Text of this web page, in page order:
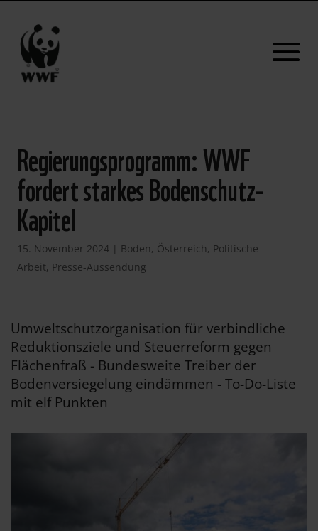
Regierungsprogramm: WWF
fordert starkes Bodenschutz-
Kapitel
15. November 2024| Boden, Österreich, Politische
Arbeit, Presse-Aussendung
Umweltschutzorganisation für verbindliche
Reduktionsziele und Steuerreform gegen
Flächenfraß - Bundesweite Treiber der
Bodenversiegelung eindämmen - To-Do-Liste
mit elf Punkten